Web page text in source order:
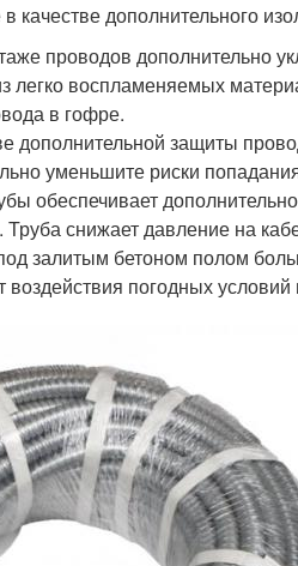
качестве дополнительного
проводов дополнительно
легко воспламеняемых
в гофре.
дополнительной защиты
уменьшите риски
обеспечивает
снижает давление на
залитым бетоном полом
погодных условий